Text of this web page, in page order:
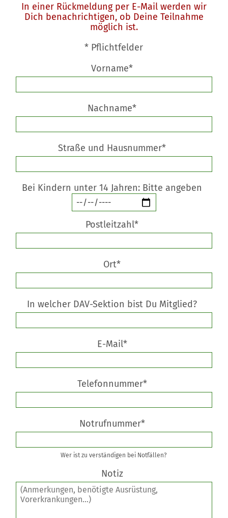
In einer Rückmeldung per E-Mail werden wir
Dich benachrichtigen, ob Deine Teilnahme
möglich ist.
* Pflichtfelder
Vorname*
Nachname*
Straße und Hausnummer*
Bei Kindern unter 14 Jahren: Bitte angeben
Postleitzahl*
Ort*
In welcher DAV-Sektion bist Du Mitglied?
E-Mail*
Telefonnummer*
Notrufnummer*
Wer ist zu verständigen bei Notfällen?
Notiz